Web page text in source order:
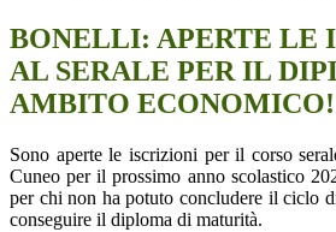
BONELLI: APERTE LE
AL SERALE PER IL
AMBITO ECONOMICO!
Sono aperte le iscrizioni per il corso
Cuneo per il prossimo anno scolastico
per chi non ha potuto concludere il ciclo
conseguire il diploma di maturità.